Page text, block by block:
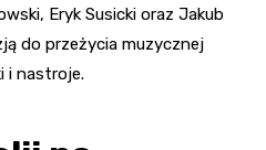
Eryk Susicki oraz Jakub
do przeżycia muzycznej
i nastroje.